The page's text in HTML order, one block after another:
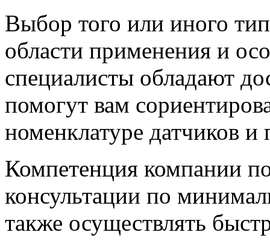
Выбор того или иного
области применения и
специалисты обладают
помогут вам
номенклатуре датчиков и
Компетенция компании
консультации по
также осуществлять